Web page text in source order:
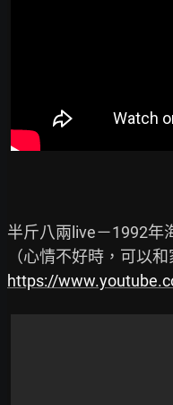
半斤八兩live－1992年
https://